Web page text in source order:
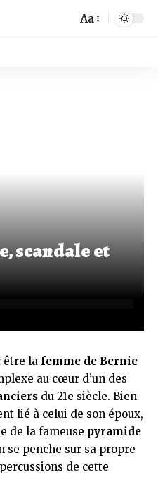
Aa
scandale et
être la femme de Bernie
au cœur d’un des
du 21e siècle. Bien
lié à celui de son époux,
de la fameuse pyramide
se penche sur sa propre
de cette